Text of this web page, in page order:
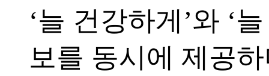
‘늘 건강하게’와 ‘
보를 동시에 제공